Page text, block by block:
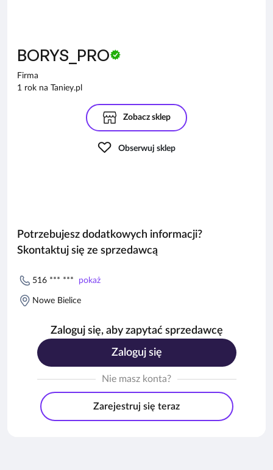
BORYS_PRO
Firma
1 rok na Taniey.pl
Zobacz sklep
Obserwuj sklep
Potrzebujesz dodatkowych informacji?
Skontaktuj się ze sprzedawcą
516 *** *** pokaż
Nowe Bielice
Zaloguj się, aby zapytać sprzedawcę
Zaloguj się
Nie masz konta?
Zarejestruj się teraz